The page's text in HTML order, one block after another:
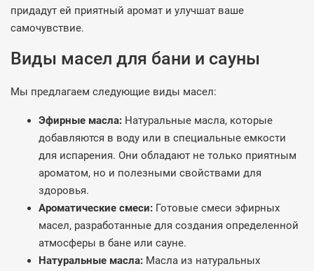
придадут ей приятный аромат и улучшат ваше
самочувствие.
Виды масел для бани и сауны
Мы предлагаем следующие виды масел:
Эфирные масла: Натуральные масла, которые
добавляются в воду или в специальные емкости
для испарения. Они обладают не только приятным
ароматом, но и полезными свойствами для
здоровья.
Ароматические смеси: Готовые смеси эфирных
масел, разработанные для создания определенной
атмосферы в бане или сауне.
Натуральные масла: Масла из натуральных